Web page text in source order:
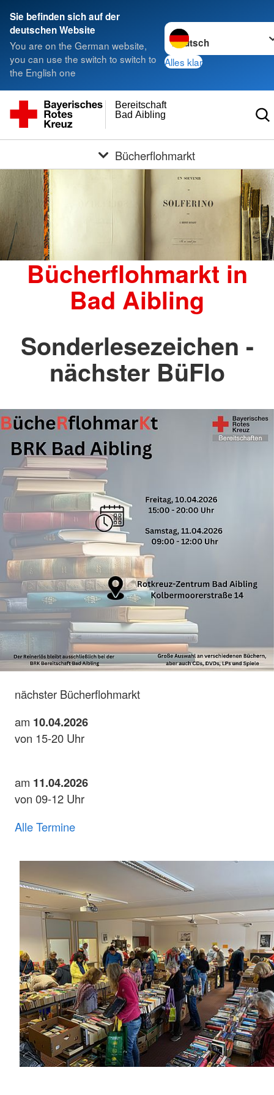
Sie befinden sich auf der
deutschen Website
You are on the German website,
you can use the switch to switch to
the English one
Sprache wechseln zu
Alles klar
Bad Aibling
Bereitschaft
Bücherflohmarkt
Bücherflohmarkt in
Bad Aibling
Sonderlesezeichen -
nächster BüFlo
nächster Bücherflohmarkt
am 10.04.2026
von 15-20 Uhr
am 11.04.2026
von 09-12 Uhr
Alle Termine